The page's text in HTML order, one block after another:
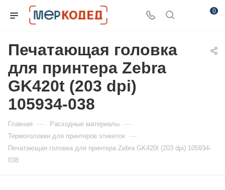
0
Печатающая головка
для принтера Zebra
GK420t (203 dpi)
105934-038
Главная — Расходные материалы —
Термоголовки для принтеров этикеток —
Печатающая головка для принтера Zebra GK420t (203 dpi) 105934-
038